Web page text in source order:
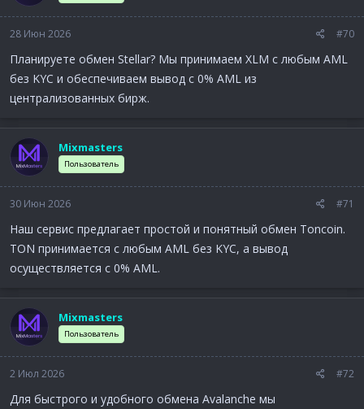
28 Июн 2026 #70
Планируете обмен Stellar? Мы принимаем XLM с любым AML
без KYC и обеспечиваем вывод с 0% AML из
централизованных бирж.
Mixmasters
Пользователь
30 Июн 2026 #71
Наш сервис предлагает простой и понятный обмен Toncoin.
TON принимается с любым AML без KYC, а вывод
осуществляется с 0% AML.
Mixmasters
Пользователь
2 Июл 2026 #72
Для быстрого и удобного обмена Avalanche мы